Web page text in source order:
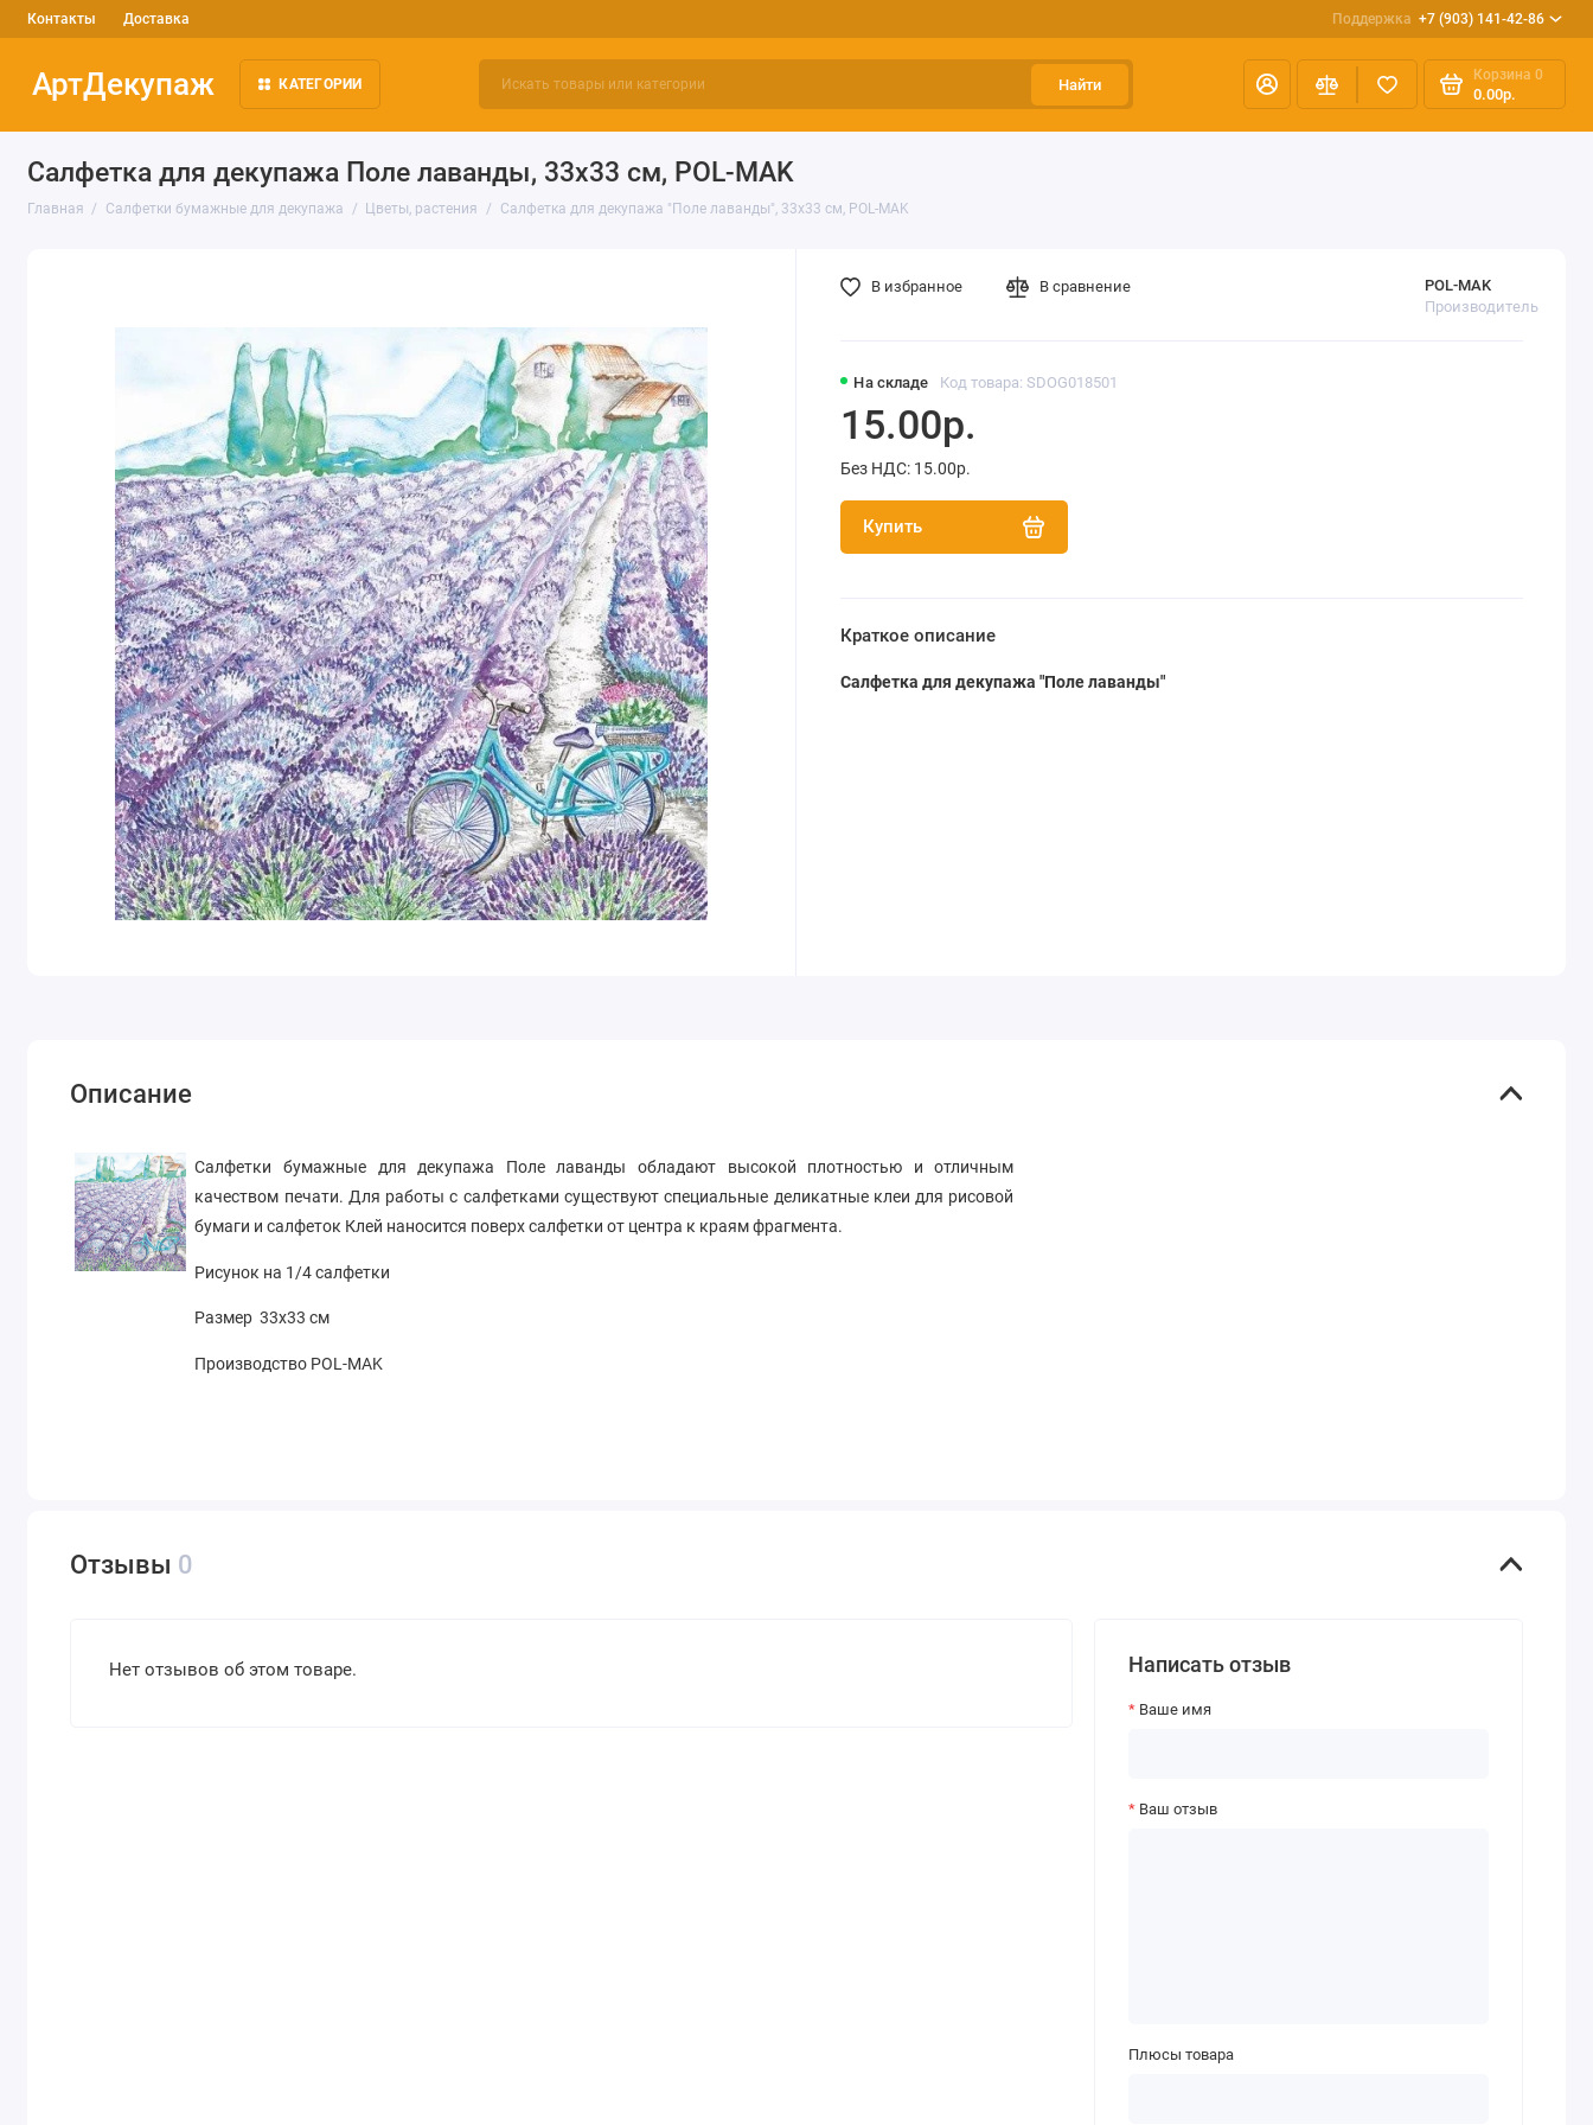
Контакты Доставка Поддержка +7 (903) 141-42-86
АртДекупаж КАТЕГОРИИ Найти
Корзина 0
0.00р.
Салфетка для декупажа Поле лаванды, 33х33 см, POL-MAK
Главная Салфетки бумажные для декупажа Цветы, растения Салфетка для декупажа "Поле лаванды", 33х33 см, POL-MAK
На складе Код товара: SDOG018501
POL-MAK
Производитель
15.00р.
Без НДС: 15.00р.
Купить
В избранное В сравнение
Краткое описание
Салфетка для декупажа "Поле лаванды"
Описание
Салфетки бумажные для декупажа Поле лаванды обладают высокой плотностью и отличным
качеством печати. Для работы с салфетками существуют специальные деликатные клеи для рисовой
бумаги и салфеток Клей наносится поверх салфетки от центра к краям фрагмента.
Рисунок на 1/4 салфетки
Размер 33х33 см
Производство POL-MAK
Отзывы 0
Нет отзывов об этом товаре. Написать отзыв
Ваше имя
Ваш отзыв
Плюсы товара